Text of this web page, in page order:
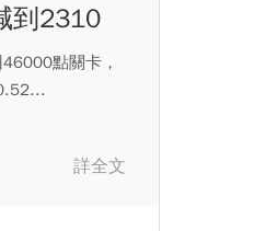
到2310
點關卡，
詳全文